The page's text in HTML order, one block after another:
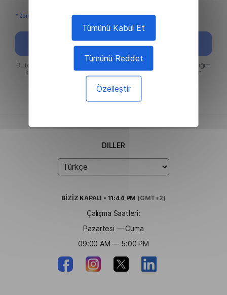
Tümünü Kabul Et
Tümünü Reddet
Özelleştir
* Zorunlu alanlar
Gönder
Bu formu göndererek, aldığım hizmetlerin kullanımını ve sağladığım
kişisel verileri sırasıyla Hizmet Şartları ve Gizlilik Politikası'nın
yöneteceğini kabul ediyorum.
DILLER
BİZİZ KAPALI • 11:44 PM (GMT+2)
Çalışma Saatleri:
Pazartesi — Cuma
09:00 AM — 5:00 PM